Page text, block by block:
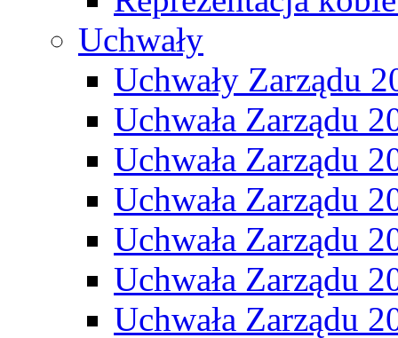
Uchwały
Uchwały Zarządu
Uchwała Zarządu
Uchwała Zarządu
Uchwała Zarządu
Uchwała Zarządu
Uchwała Zarządu
Uchwała Zarządu